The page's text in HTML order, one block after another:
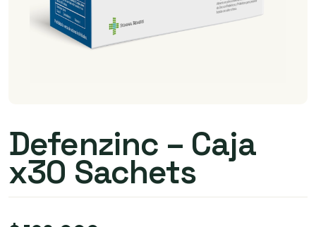
Defenzinc – Caja
x30 Sachets